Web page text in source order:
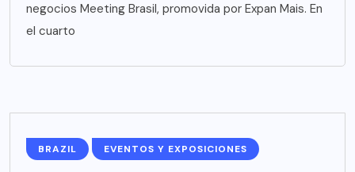
negocios Meeting Brasil, promovida por Expan Mais. En
el cuarto
BRAZIL EVENTOS Y EXPOSICIONES